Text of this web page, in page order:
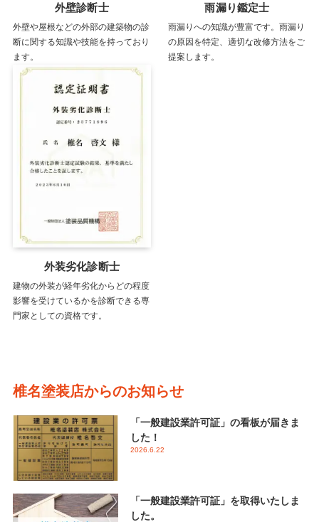
外壁診断士
外壁や屋根などの外部の建築物の診
断に関する知識や技能を持っており
ます。
雨漏り鑑定士
雨漏りへの知識が豊富です。雨漏り
の原因を特定、適切な改修方法をご
提案します。
外装劣化診断士
建物の外装が経年劣化からどの程度
影響を受けているかを診断できる専
門家としての資格です。
椎名塗装店からのお知らせ
「一般建設業許可証」の看板が届きま
した！
2026.6.22
「一般建設業許可証」を取得いたしま
した。